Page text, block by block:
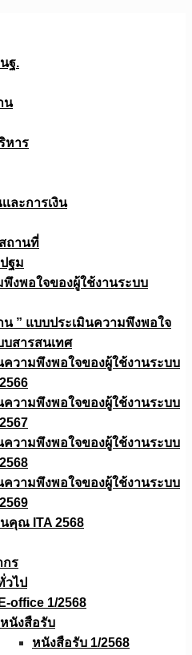
ฐ.
น
หาร
ละการเงิน
ถานที่
ฐม
งพอใจของผู้ใช้งานระบบ
น ” แบบประเมินความพึงพอใจ
บสารสนเทศ
ความพึงพอใจของผู้ใช้งานระบบ
ความพึงพอใจของผู้ใช้งานระบบ
ความพึงพอใจของผู้ใช้งานระบบ
ความพึงพอใจของผู้ใช้งานระบบ
คุณ ITA 2568
กร
วไป
office 1/2568
หนังสือรับ
หนังสือรับ 1/2568